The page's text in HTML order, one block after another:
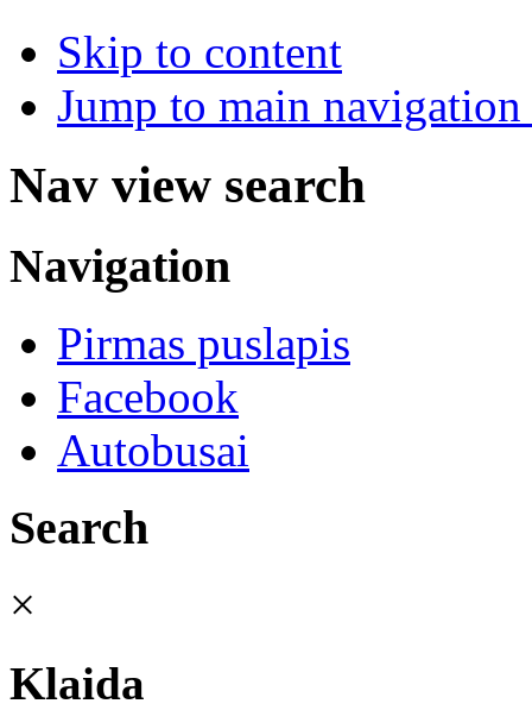
Skip to content
Jump to main
Nav view search
Navigation
Pirmas puslapis
Facebook
Autobusai
Search
×
Klaida